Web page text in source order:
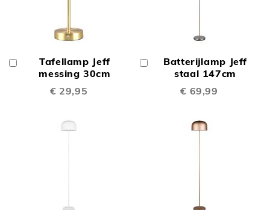
Tafellamp Jeff
messing 30cm
€ 29,95
Winkelwagen
Batterijlamp Jeff
staal 147cm
€ 69,99
Winkelwagen